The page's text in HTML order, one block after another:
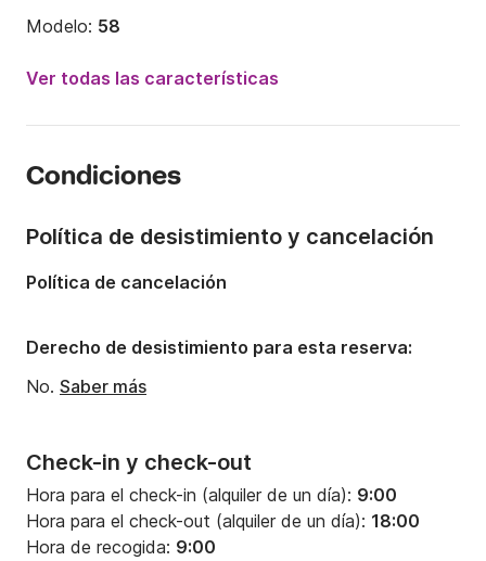
Modelo: 58
40CV
Capacidad a bordo:
Ver todas las características
Condiciones
Check-in y check-out
Hora para el check-in (alquiler de un día): 9:00
Hora para el check-out (alquiler de un día): 18:00
Hora de recogida: 9:00
Política de desistimiento y cancelación
Política de cancelación
Derecho de desistimiento para esta reserva:
No. Saber más